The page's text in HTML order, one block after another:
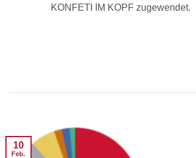
KONFETI IM KOPF zugewendet.
10
Feb.